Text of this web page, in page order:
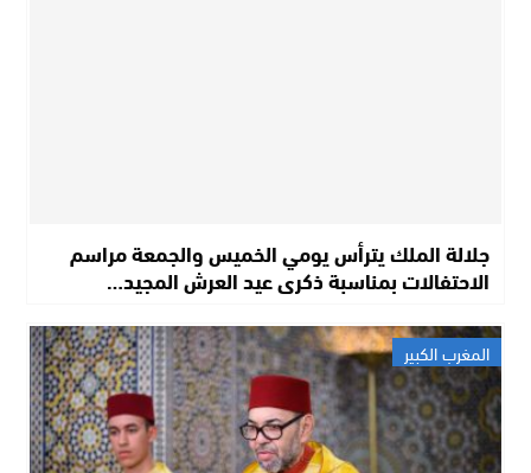
جلالة الملك يترأس يومي الخميس والجمعة مراسم
الاحتفالات بمناسبة ذكرى عيد العرش المجيد…
المغرب الكبير